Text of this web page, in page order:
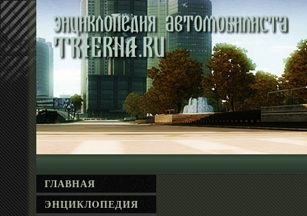
ГЛАВНАЯ
ЭНЦИКЛΟПЕДИЯ